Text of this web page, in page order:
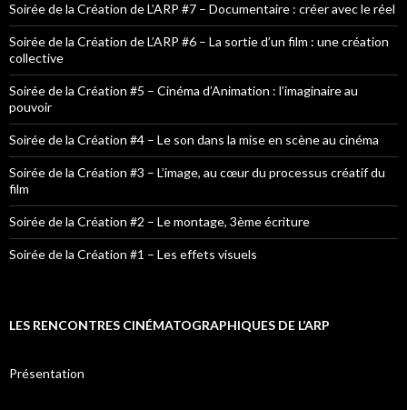
Soirée de la Création de L’ARP #7 – Documentaire : créer avec le réel
Soirée de la Création de L’ARP #6 – La sortie d’un film : une création
collective
Soirée de la Création #5 – Cinéma d’Animation : l’imaginaire au
pouvoir
Soirée de la Création #4 – Le son dans la mise en scène au cinéma
Soirée de la Création #3 – L’image, au cœur du processus créatif du
film
Soirée de la Création #2 – Le montage, 3ème écriture
Soirée de la Création #1 – Les effets visuels
LES RENCONTRES CINÉMATOGRAPHIQUES DE L’ARP
Présentation